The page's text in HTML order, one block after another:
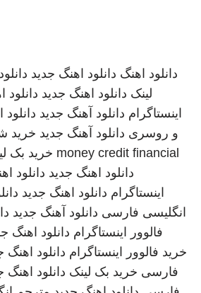
دانلود اهنگ دانلود اهنگ جدید
لینک دانلود اهنگ جدید دانلود
اینستاگرام دانلود آهنگ جدید
و روسری دانلود آهنگ جدید خرید
money credit financial خرید بک
دانلود اهنگ جدید دانلود
اینستاگرام دانلود اهنگ جدید
انگلیسی فارسی دانلود آهنگ جدید
فالوور اینستاگرام دانلود اهنگ
خرید فالوور اینستاگرام دانلود اهنگ
فارسی خرید بک لینک دانلود اهنگ